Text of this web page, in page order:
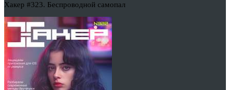
Хакер #323. Беспроводной самопал